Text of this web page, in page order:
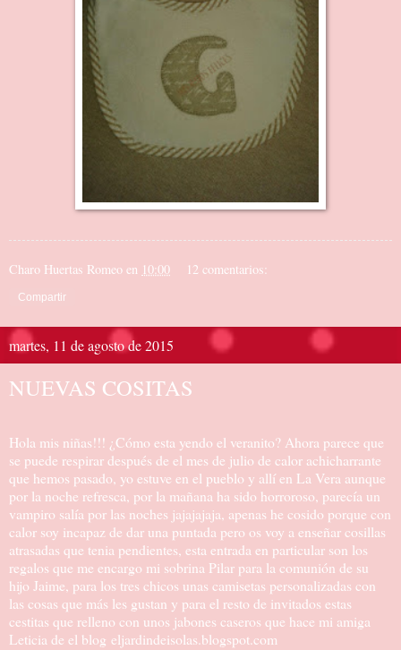
Charo Huertas Romeo en 10:00 12 comentarios:
Compartir
martes, 11 de agosto de 2015
NUEVAS COSITAS
Hola mis niñas!!! ¿Cómo esta yendo el veranito? Ahora parece que
se puede respirar después de el mes de julio de calor achicharrante
que hemos pasado, yo estuve en el pueblo y allí en La Vera aunque
por la noche refresca, por la mañana ha sido horroroso, parecía un
vampiro salía por las noches jajajajaja, apenas he cosido porque con
calor soy incapaz de dar una puntada pero os voy a enseñar cosillas
atrasadas que tenia pendientes, esta entrada en particular son los
regalos que me encargo mi sobrina Pilar para la comunión de su
hijo Jaime, para los tres chicos unas camisetas personalizadas con
las cosas que más les gustan y para el resto de invitados estas
cestitas que relleno con unos jabones caseros que hace mi amiga
Leticia de el blog eljardindeisolas.blogspot.com